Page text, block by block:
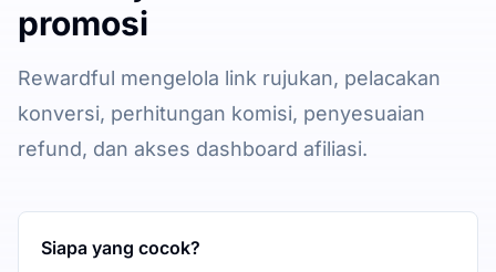
promosi
Rewardful mengelola link rujukan, pelacakan
konversi, perhitungan komisi, penyesuaian
refund, dan akses dashboard afiliasi.
Siapa yang cocok?